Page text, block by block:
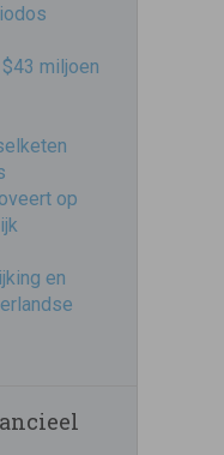
$43 miljoen
op
en